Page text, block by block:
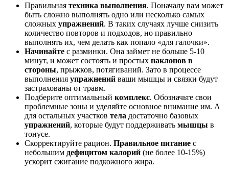
Правильная техника выполнения. Поначалу вам может
быть сложно выполнять одно или несколько самых
сложных упражнений. В таких случаях лучше снизить
количество повторов и подходов, но правильно
выполнять их, чем делать как попало «для галочки».
Начинайте с разминки. Она займет не больше 5-10
минут, и может состоять и простых наклонов в
стороны, прыжков, потягиваний. Зато в процессе
выполнения упражнений ваши мышцы и связки будут
застрахованы от травм.
Подберите оптимальный комплекс. Обозначьте свои
проблемные зоны и уделяйте основное внимание им. А
для остальных участков тела достаточно базовых
упражнений, которые будут поддерживать мышцы в
тонусе.
Скорректируйте рацион. Правильное питание с
небольшим дефицитом калорий (не более 10-15%)
ускорит сжигание подкожного жира.